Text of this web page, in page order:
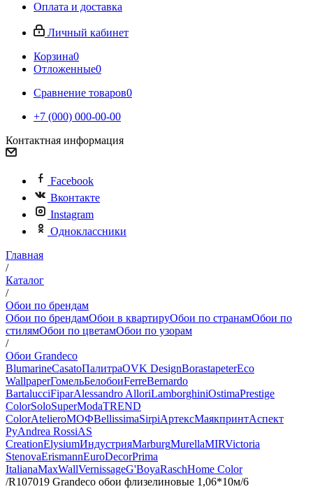
Оплата и доставка
Личный кабинет
Корзина0
Отложенные0
Сравнение товаров0
+7 (000) 000-00-00
Контактная информация
Facebook
Вконтакте
Instagram
Одноклассники
Главная
/
Каталог
/
Обои по брендам
Обои по брендамОбои в квартируОбои по странамОбои по
стилямОбои по цветамОбои по узорам
/
Обои Grandeco
BlumarineCasatoПалитраOVK DesignBorastapeterEco
WallpaperГомельБелобоиFerreBernardo
BartalucciFiparAlessandro AlloriLamborghiniOstimaPrestige
ColorSoloSuperModaTREND
ColorAtelieroМОФBellissimaSirpiАртексМаякпринтАспект
РуAndrea RossiAS
CreationElysiumИндустрияMarburgMurellaMIRVictoria
StenovaErismannEuroDecorPrima
ItalianaMaxWallVernissageG'BoyaRaschHome Color
/R107019 Grandeco обои флизелиновые 1,06*10м/6